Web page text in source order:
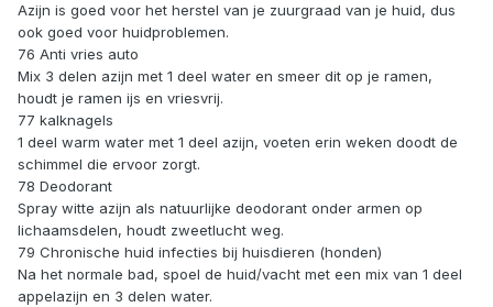
Azijn is goed voor het herstel van je zuurgraad van je huid, dus
ook goed voor huidproblemen.
76 Anti vries auto
Mix 3 delen azijn met 1 deel water en smeer dit op je ramen,
houdt je ramen ijs en vriesvrij.
77 kalknagels
1 deel warm water met 1 deel azijn, voeten erin weken doodt de
schimmel die ervoor zorgt.
78 Deodorant
Spray witte azijn als natuurlijke deodorant onder armen op
lichaamsdelen, houdt zweetlucht weg.
79 Chronische huid infecties bij huisdieren (honden)
Na het normale bad, spoel de huid/vacht met een mix van 1 deel
appelazijn en 3 delen water.